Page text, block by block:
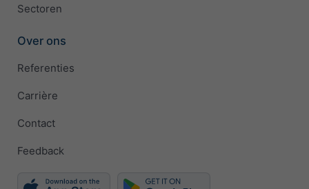
Sectoren
Over ons
Referenties
Carrière
Contact
Feedback